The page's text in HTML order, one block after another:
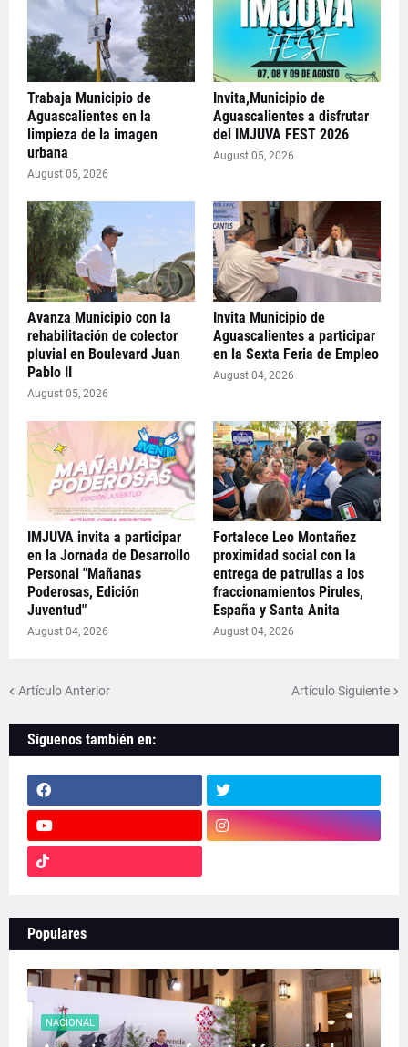
Trabaja Municipio de
Aguascalientes en la
limpieza de la imagen
urbana
August 05, 2026
Invita,Municipio de
Aguascalientes a disfrutar
del IMJUVA FEST 2026
August 05, 2026
Avanza Municipio con la
rehabilitación de colector
pluvial en Boulevard Juan
Pablo II
August 05, 2026
Invita Municipio de
Aguascalientes a participar
en la Sexta Feria de Empleo
August 04, 2026
IMJUVA invita a participar
en la Jornada de Desarrollo
Personal "Mañanas
Poderosas, Edición
Juventud"
August 04, 2026
Fortalece Leo Montañez
proximidad social con la
entrega de patrullas a los
fraccionamientos Pirules,
España y Santa Anita
August 04, 2026
Artículo Anterior Artículo Siguiente
Síguenos también en:
Populares
NACIONAL